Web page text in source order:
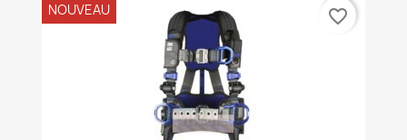
NOUVEAU favorite_border